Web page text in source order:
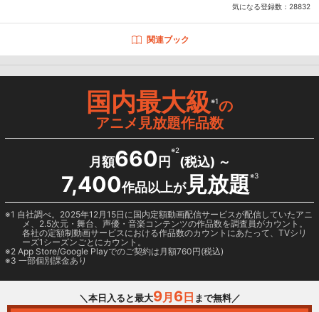
気になる登録数： 28832
関連ブック
国内最大級※1の
アニメ見放題作品数
月額660 円
※2
(税込) ～
7,400作品以上が見放題※3
1 自社調べ。2025年12月15日に国内定額動画配信サービスが配信していたアニ
メ、2.5次元・舞台、声優・音楽コンテンツの作品数を調査員がカウント。
各社の定額制動画サービスにおける作品数のカウントにあたって、TVシリ
ーズ1シーズンごとにカウント。
2 App Store/Google Playでのご契約は月額760円(税込)
3 一部個別課金あり
＼本日入ると最大9月 6日 まで無料／